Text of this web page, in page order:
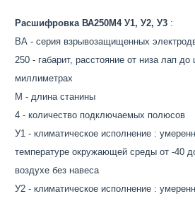
Расшифровка ВА250M4 У1, У2, У3:
ВА - серия взрывозащищенных
250 - габарит, расстояние от низа лап до
миллиметрах
M - длина станины
4 - количество подключаемых полюсов
У1 - климатическое исполнение :
температуре окружающей среды от -40
воздухе без навеса
У2 - климатическое исполнение :